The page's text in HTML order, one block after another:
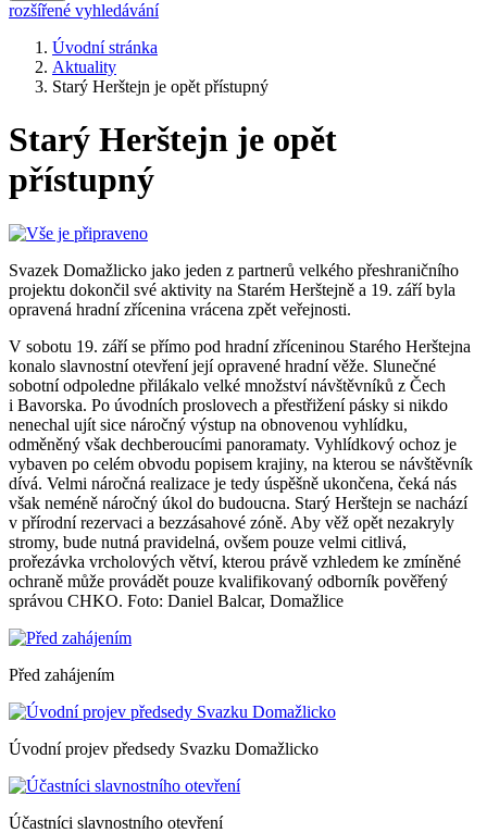
rozšířené vyhledávání
Úvodní stránka
Aktuality
Starý Herštejn je opět přístupný
Starý Herštejn je opět
přístupný
Svazek Domažlicko jako jeden z partnerů velkého přeshraničního
projektu dokončil své aktivity na Starém Herštejně a 19. září byla
opravená hradní zřícenina vrácena zpět veřejnosti.
V sobotu 19. září se přímo pod hradní zříceninou Starého Herštejna
konalo slavnostní otevření její opravené hradní věže. Slunečné
sobotní odpoledne přilákalo velké množství návštěvníků z Čech
i Bavorska. Po úvodních proslovech a přestřižení pásky si nikdo
nenechal ujít sice náročný výstup na obnovenou vyhlídku,
odměněný však dechberoucími panoramaty. Vyhlídkový ochoz je
vybaven po celém obvodu popisem krajiny, na kterou se návštěvník
dívá. Velmi náročná realizace je tedy úspěšně ukončena, čeká nás
však neméně náročný úkol do budoucna. Starý Herštejn se nachází
v přírodní rezervaci a bezzásahové zóně. Aby věž opět nezakryly
stromy, bude nutná pravidelná, ovšem pouze velmi citlivá,
prořezávka vrcholových větví, kterou právě vzhledem ke zmíněné
ochraně může provádět pouze kvalifikovaný odborník pověřený
správou CHKO. Foto: Daniel Balcar, Domažlice
Před zahájením
Úvodní projev předsedy Svazku Domažlicko
Účastníci slavnostního otevření